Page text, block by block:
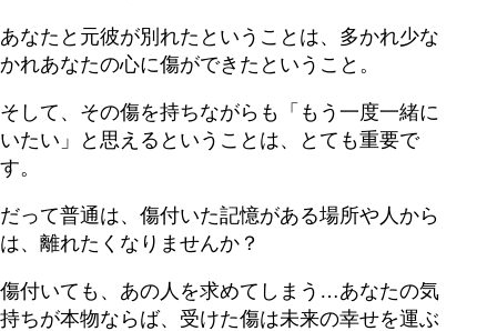
あなたと元彼が別れたということは、多かれ少な
かれあなたの心に傷ができたということ。
そして、その傷を持ちながらも「もう一度一緒に
いたい」と思えるということは、とても重要で
す。
だって普通は、傷付いた記憶がある場所や人から
は、離れたくなりませんか？
傷付いても、あの人を求めてしまう…あなたの気
持ちが本物ならば、受けた傷は未来の幸せを運ぶ